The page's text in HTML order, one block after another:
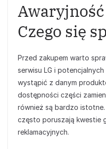
Czego się
Przed zakupem warto
serwisu LG i
wystąpić z danym
dostępności części
również są bardzo istotne.
często poruszają kwestie
reklamacyjnych.